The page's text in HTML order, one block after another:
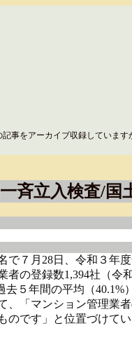
事をアーカイブ収録してい
斉立入検査/国
７月28日、令和３年
の登録数1,394社（令
５年間の平均（40.1%
「マンション管理業
です」と位置づけてい